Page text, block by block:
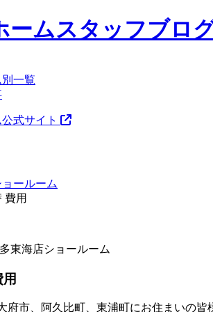
一覧
式サイト
ールーム
費用
東海店ショールーム
府市、阿久比町、東浦町にお住まいの皆